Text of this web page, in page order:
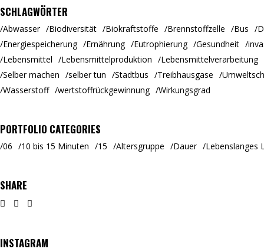
SCHLAGWÖRTER
Abwasser Biodiversität Biokraftstoffe Brennstoffzelle Bus
Energiespeicherung
Ernährung Eutrophierung Gesundheit
Lebensmittel
Lebensmittelproduktion
Lebensmittelverarbeitung
Selber machen
selber tun Stadtbus Treibhausgase
Wasserstoff
wertstoffrückgewinnung Wirkungsgrad
PORTFOLIO CATEGORIES
06 10 bis 15 Minuten 15 Altersgruppe Dauer Lebenslanges
SHARE
INSTAGRAM